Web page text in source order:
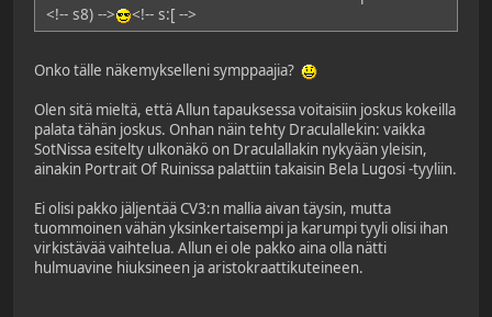
<!-- s8) -->
<!-- s:[ -->
Onko tälle näkemykselleni symppaajia?
Olen sitä mieltä, että Allun tapauksessa voitaisiin joskus kokeilla
palata tähän joskus. Onhan näin tehty Draculallekin: vaikka
SotNissa esitelty ulkonäkö on Draculallakin nykyään yleisin,
ainakin Portrait Of Ruinissa palattiin takaisin Bela Lugosi -tyyliin.
Ei olisi pakko jäljentää CV3:n mallia aivan täysin, mutta
tuommoinen vähän yksinkertaisempi ja karumpi tyyli olisi ihan
virkistävää vaihtelua. Allun ei ole pakko aina olla nätti
hulmuavine hiuksineen ja aristokraattikuteineen.